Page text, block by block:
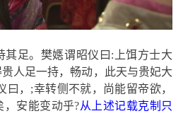
其足。樊嫕谓昭仪曰:上饵方士大
人足一持，畅动，此天与贵妃大
，;幸转侧不就，尚能留帝欲，
，安能变动乎?从上述记载克制只